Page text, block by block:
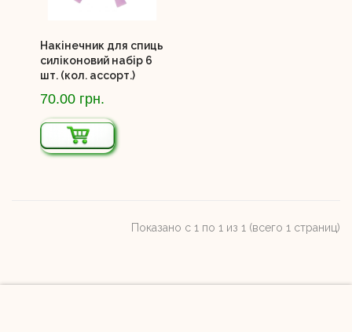
Накінечник для спиць
силіконовий набір 6
шт. (кол. ассорт.)
70.00 грн.
Показано с 1 по 1 из 1 (всего 1 страниц)